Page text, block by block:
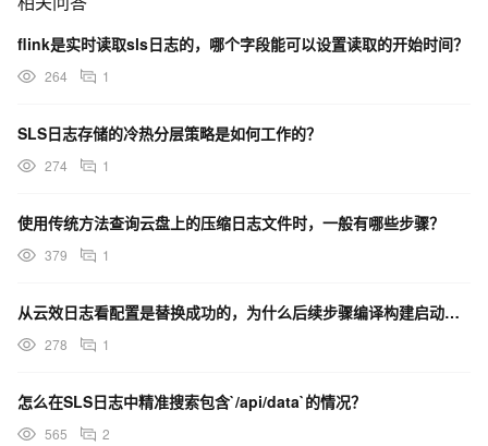
flink是实时读取sls日志的，哪个字段能可以设置读取的开始时间？
264 1
SLS日志存储的冷热分层策略是如何工作的？
274 1
使用传统方法查询云盘上的压缩日志文件时，一般有哪些步骤？
379 1
从云效日志看配置是替换成功的，为什么后续步骤编译构建启动的系统输出的这个配置不是test呢？
278 1
怎么在SLS日志中精准搜索包含`/api/data`的情况？
565 2